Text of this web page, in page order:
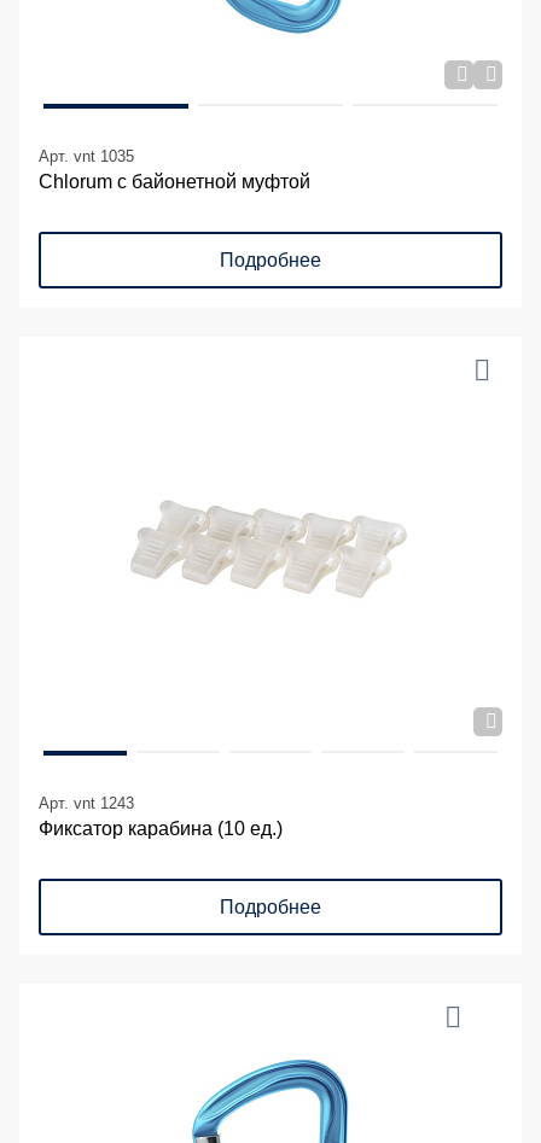
Арт. vnt 1035
Chlorum с байонетной муфтой
Подробнее
Арт. vnt 1243
Фиксатор карабина (10 ед.)
Подробнее